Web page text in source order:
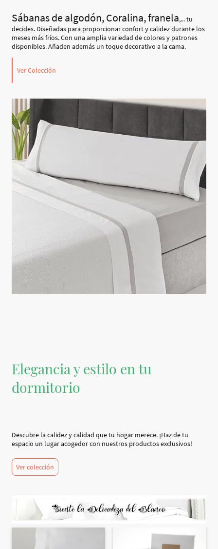
Sábanas de algodón, Coralina, franela,... tu
decides. Diseñadas para proporcionar confort y calidez durante los
meses más fríos. Con una amplia variedad de colores y patrones
disponibles. Añaden además un toque decorativo a la cama.
Ver Colección
Elegancia y estilo en tu
dormitorio
Descubre la calidez y calidad que tu hogar merece. ¡Haz de tu
espacio un lugar acogedor con nuestros productos exclusivos!
Ver colección